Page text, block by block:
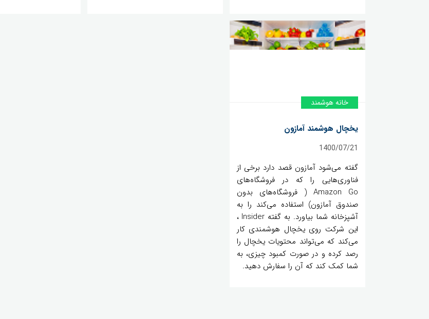
خانه هوشمند
یخچال هوشمند آمازون
1400/07/21
گفته می‌شود آمازون قصد دارد برخی از
فناوری‌هایی را که در فروشگاه‌های
Amazon Go ( فروشگاه‌های بدون
صندوق آمازون) استفاده می‌کند را به
آشپزخانه شما بیاورد. به گفته Insider ،
این شرکت روی یخچال هوشمندی کار
می‌کند که می‌تواند محتویات یخچال را
رصد کرده و در صورت کمبود چیزی، به
شما کمک کند که آن را سفارش دهید.